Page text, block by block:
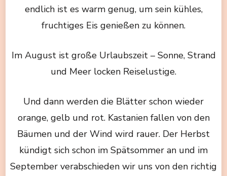
endlich ist es warm genug, um sein kühles,
fruchtiges Eis genießen zu können.
Im August ist große Urlaubszeit – Sonne, Strand
und Meer locken Reiselustige.
Und dann werden die Blätter schon wieder
orange, gelb und rot. Kastanien fallen von den
Bäumen und der Wind wird rauer. Der Herbst
kündigt sich schon im Spätsommer an und im
September verabschieden wir uns von den richtig